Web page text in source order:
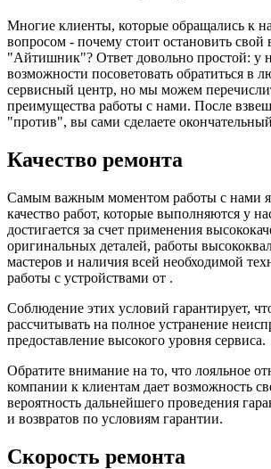
Многие клиенты, которые обращались к
вопросом - почему стоит остановить свой
"Айтишник"? Ответ довольно простой: у
возможности посоветовать обратиться в
сервисный центр, но мы можем
преимущества работы с нами. После
"против", вы сами сделаете
Качество ремонта
Самым важным моментом работы с нами
качество работ, которые выполняются у
достигается за счет применения
оригинальных деталей, работы
мастеров и наличия всей необходимой
работы с устройствами от .
Соблюдение этих условий гарантирует,
рассчитывать на полное устранение
предоставление высокого уровня сервиса.
Обратите внимание на то, что лояльное
компании к клиентам дает возможность
вероятность дальнейшего проведения
и возвратов по условиям гарантии.
Скорость ремонта